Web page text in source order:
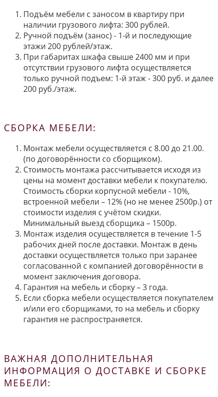
Подъём мебели с заносом в квартиру при
наличии грузового лифта: 300 рублей.
Ручной подъём (занос) - 1-й и последующие
этажи 200 рублей/этаж.
При габаритах шкафа свыше 2400 мм и при
отсутствии грузового лифта осуществляется
только ручной подъем: 1-й этаж - 300 руб. и далее
200 руб./этаж.
СБОРКА МЕБЕЛИ:
Монтаж мебели осуществляется с 8.00 до 21.00.
(по договорённости со сборщиком).
Стоимость монтажа рассчитывается исходя из
цены на момент доставки мебели к покупателю.
Стоимость сборки корпусной мебели - 10%,
встроенной мебели – 12% (но не менее 2500р.) от
стоимости изделия с учётом скидки.
Минимальный выезд сборщика – 1500р.
Монтаж изделия осуществляется в течение 1-5
рабочих дней после доставки. Монтаж в день
доставки осуществляется только при заранее
согласованной с компанией договорённости в
момент заключения договора.
Гарантия на мебель и сборку – 3 года.
Если сборка мебели осуществляется покупателем
и/или его сборщиками, то на мебель и сборку
гарантия не распространяется.
ВАЖНАЯ ДОПОЛНИТЕЛЬНАЯ
ИНФОРМАЦИЯ О ДОСТАВКЕ И СБОРКЕ
МЕБЕЛИ: